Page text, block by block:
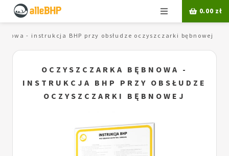
Menu 0.00 zł
- instrukcja BHP przy obsłudze oczyszczarki bębnowej
OCZYSZCZARKA BĘBNOWA -
INSTRUKCJA BHP PRZY OBSŁUDZE
OCZYSZCZARKI BĘBNOWEJ